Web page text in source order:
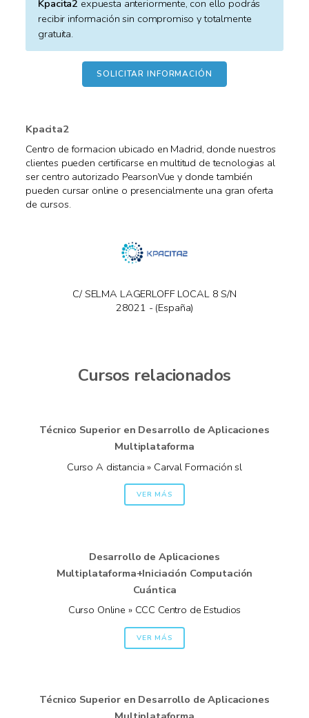
Kpacita2 expuesta anteriormente, con ello podrás
recibir información sin compromiso y totalmente
gratuita.
Kpacita2
Centro de formacion ubicado en Madrid, donde nuestros
clientes pueden certificarse en multitud de tecnologias al
ser centro autorizado PearsonVue y donde también
pueden cursar online o presencialmente una gran oferta
de cursos.
C/ SELMA LAGERLOFF LOCAL 8 S/N
28021 - (España)
Cursos relacionados
Técnico Superior en Desarrollo de Aplicaciones
Multiplataforma
Curso A distancia » Carval Formación sl
VER MÁS
Desarrollo de Aplicaciones
Multiplataforma+Iniciación Computación
Cuántica
Curso Online » CCC Centro de Estudios
VER MÁS
Técnico Superior en Desarrollo de Aplicaciones